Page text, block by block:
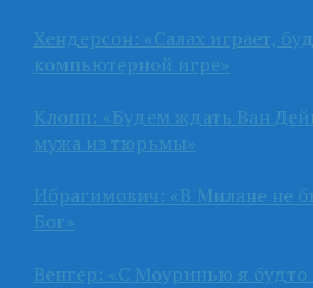
Хендерсон: «Салах играет,
компьютерной игре»
Клопп: «Будем ждать Ван
мужа из тюрьмы»
Ибрагимович: «В Милане не
Бог»
Венгер: «С Моуринью я будто